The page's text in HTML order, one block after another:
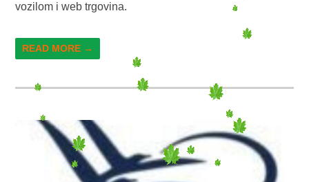
vozilom i web trgovina.
READ MORE →